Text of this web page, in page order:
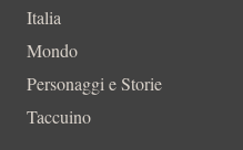
Italia
Mondo
Personaggi e Storie
Taccuino